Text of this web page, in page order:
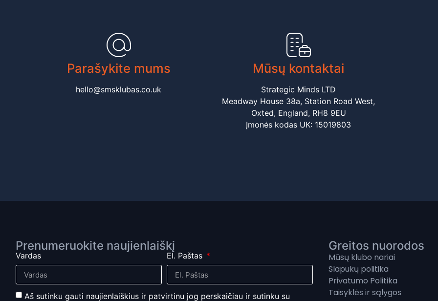
Parašykite mums
hello@smsklubas.co.uk
Mūsų kontaktai
Strategic Minds LTD
Meadway House 38a, Station Road West,
Oxted, England, RH8 9EU
Įmonės kodas UK: 15019803
Prenumeruokite naujienlaiškį
Vardas El. Paštas
Aš sutinku gauti naujienlaiškius ir patvirtinu jog perskaičiau ir sutinku su
Greitos nuorodos
Mūsų klubo nariai
Slapukų politika
Privatumo Politika
Taisyklės ir sąlygos